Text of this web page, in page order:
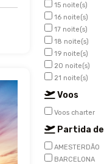
15 noite(s)
16 noite(s)
17 noite(s)
18 noite(s)
19 noite(s)
20 noite(s)
21 noite(s)
Voos
Voos charter
Partida de
AMESTERDÃO
BARCELONA